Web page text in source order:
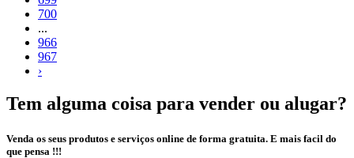
700
...
966
967
›
Tem alguma coisa para vender ou alugar?
Venda os seus produtos e serviços online de forma gratuita. E mais facil do
que pensa !!!